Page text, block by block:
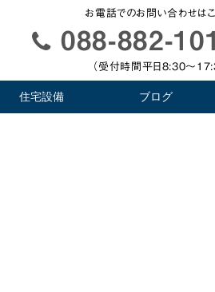
お電話でのお問い合わせはこ
088-882-
（受付時間平日8:30〜
住宅設備 ブログ